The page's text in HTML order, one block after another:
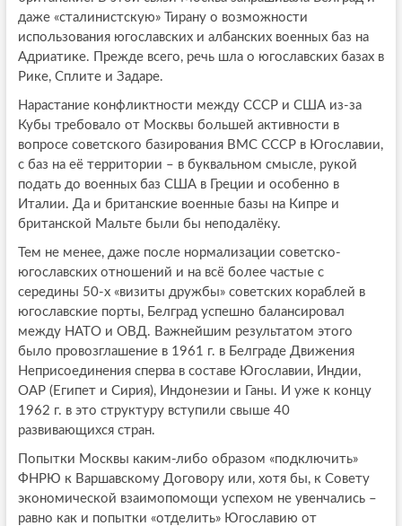
даже «сталинистскую» Тирану о возможности
использования югославских и албанских военных баз на
Адриатике. Прежде всего, речь шла о югославских базах в
Рике, Сплите и Задаре.
Нарастание конфликтности между СССР и США из-за
Кубы требовало от Москвы большей активности в
вопросе советского базирования ВМС СССР в Югославии,
с баз на её территории – в буквальном смысле, рукой
подать до военных баз США в Греции и особенно в
Италии. Да и британские военные базы на Кипре и
британской Мальте были бы неподалёку.
Тем не менее, даже после нормализации советско-
югославских отношений и на всё более частые с
середины 50-х «визиты дружбы» советских кораблей в
югославские порты, Белград успешно балансировал
между НАТО и ОВД. Важнейшим результатом этого
было провозглашение в 1961 г. в Белграде Движения
Неприсоединения сперва в составе Югославии, Индии,
ОАР (Египет и Сирия), Индонезии и Ганы. И уже к концу
1962 г. в это структуру вступили свыше 40
развивающихся стран.
Попытки Москвы каким-либо образом «подключить»
ФНРЮ к Варшавскому Договору или, хотя бы, к Совету
экономической взаимопомощи успехом не увенчались –
равно как и попытки «отделить» Югославию от